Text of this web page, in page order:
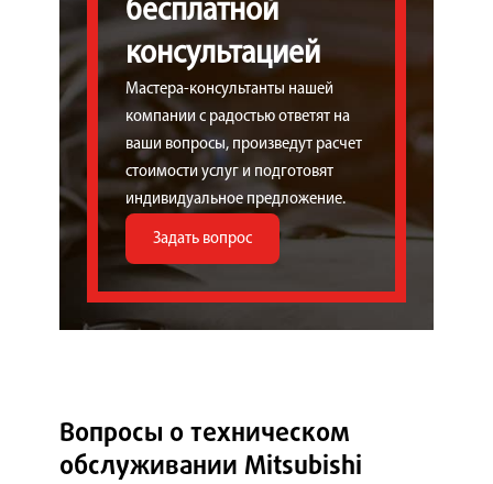
бесплатной
консультацией
Мастера-консультанты нашей
компании с радостью ответят на
ваши вопросы, произведут расчет
стоимости услуг и подготовят
индивидуальное предложение.
Задать вопрос
Вопросы о техническом
обслуживании Mitsubishi